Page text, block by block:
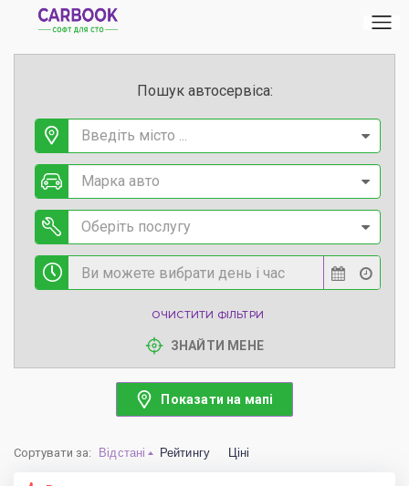
Пошук автосервіса:
Введіть місто ...
Марка авто
Оберіть послугу
ОЧИСТИТИ ФІЛЬТРИ
ЗНАЙТИ МЕНЕ
Показати на мапі
Сортувати за: Відстані Рейтингу Ціні